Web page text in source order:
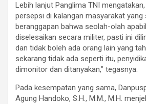
Lebih lanjut Panglima TNI
persepsi di kalangan masyarakat yang
beranggapan bahwa seolah-olah
diselesaikan secara militer, pasti ini
dan tidak boleh ada orang lain yang
sekarang tidak ada seperti itu,
dimonitor dan ditanyakan,” tegasnya.
Pada kesempatan yang sama,
Agung Handoko, S.H., M.M., M.H.